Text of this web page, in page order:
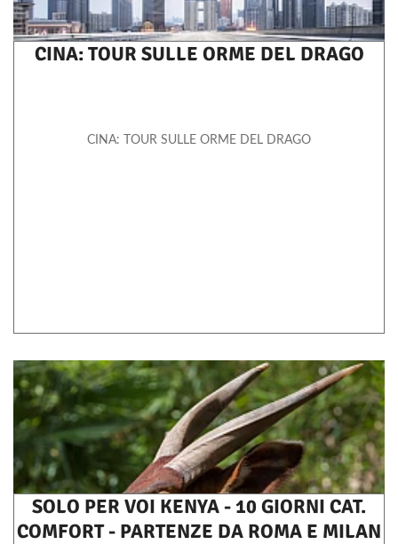
CINA: TOUR SULLE ORME DEL DRAGO
CINA: TOUR SULLE ORME DEL DRAGO
SOLO PER VOI KENYA - 10 GIORNI CAT.
COMFORT - PARTENZE DA ROMA E MILAN